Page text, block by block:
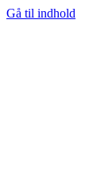
Gå til indhold